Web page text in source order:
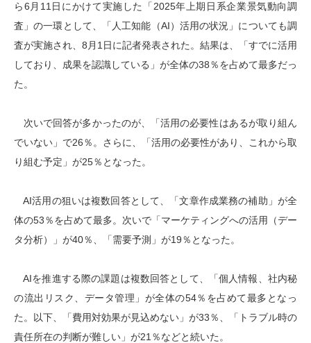
ら6月11日にかけて実施した「2025年上期日系企業景気動向調
査」の一環として、「人工知能（AI）活用の状況」についても調
査が実施され、8月1日に記者発表された。結果は、「すでに活用
しており、成果を認識している」が全体の38％を占めて最多だっ
た。
次いで回答が多かったのが、「活用の必要性はあるが取り組ん
でいない」で26％。さらに、「活用の必要性があり、これから取
り組む予定」が25％となった。
AI活用の狙いは複数回答として、「文章作成業務の補助」が全
体の53％を占めて最多。次いで「マーケティングへの活用（デー
タ分析）」が40％、「需要予測」が19％となった。
AIを推進する際の課題は複数回答として、「個人情報、社内秘
の流出リスク、データ管理」が全体の54％を占めて最多となっ
た。以下、「費用対効果が見込めない」が33％、「トラブル時の
責任所在の判断が難しい」が21％などと続いた。